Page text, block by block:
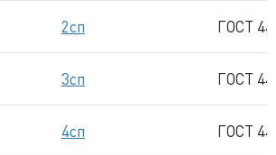
2сп ГОСТ
3сп ГОСТ
4сп ГОСТ